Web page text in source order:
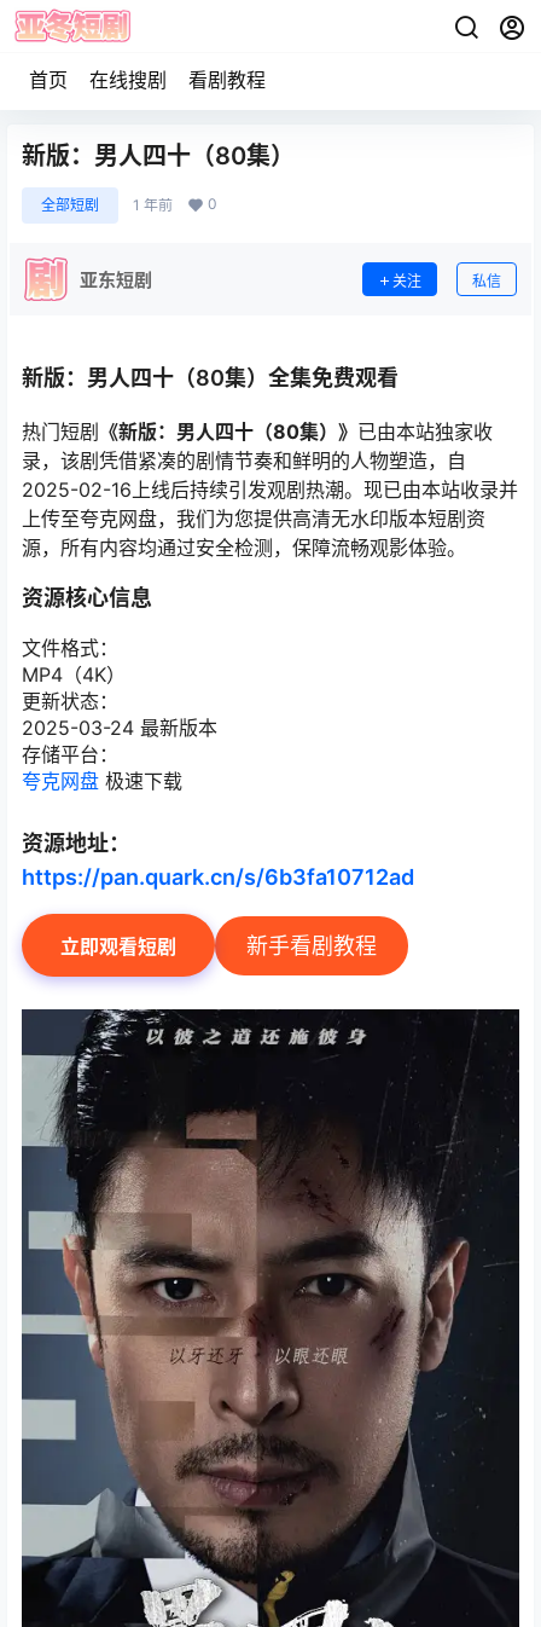
首页 在线搜剧 看剧教程
新版：男人四十（80集）
全部短剧 1 年前 0
亚东短剧 关注 私信
新版：男人四十（80集）全集免费观看
热门短剧 《新版：男人四十（80集）》 已由本站独家收
录，该剧凭借紧凑的剧情节奏和鲜明的人物塑造，自
2025-02-16上线后持续引发观剧热潮。现已由本站收录并
上传至夸克网盘，我们为您提供高清无水印版本短剧资
源，所有内容均通过安全检测，保障流畅观影体验。
资源核心信息
文件格式：
MP4（4K）
更新状态：
2025-03-24 最新版本
存储平台：
夸克网盘 极速下载
资源地址：
https://pan.quark.cn/s/6b3fa10712ad
立即观看短剧 新手看剧教程